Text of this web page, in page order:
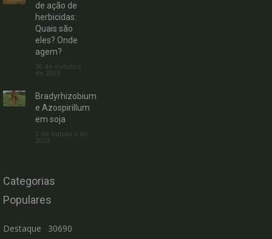
de ação de
herbicidas:
Quais são
eles? Onde
agem?
30 de outubro
de 2023
Bradyrhizobium
e Azospirillum
em soja
3 de outubro de
2023
Categorias
Populares
Destaque
30690